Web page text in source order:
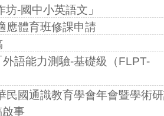
-國中小英語文」
應體育班修課申請
外語能力測驗-基礎級（FLPT-
民國通識教育學會年會暨學術
事